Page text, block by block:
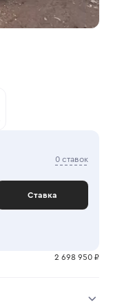
0 ставок
Ставка
2 698 950 ₽